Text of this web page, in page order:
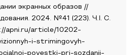
экранных образов //
2024. №41 (223). Ч.I. С.
apni.ru/article/10202-
i-strimingovyh-
povestki-pri-sozdanii-